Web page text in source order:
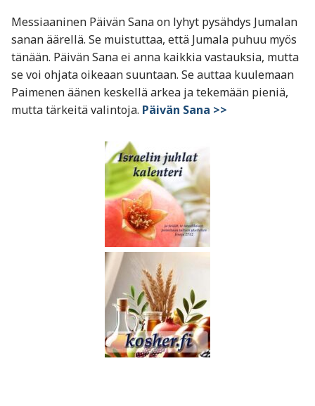
Messiaaninen Päivän Sana on lyhyt pysähdys Jumalan
sanan äärellä. Se muistuttaa, että Jumala puhuu myös
tänään. Päivän Sana ei anna kaikkia vastauksia, mutta
se voi ohjata oikeaan suuntaan. Se auttaa kuulemaan
Paimenen äänen keskellä arkea ja tekemään pieniä,
mutta tärkeitä valintoja. Päivän Sana >>